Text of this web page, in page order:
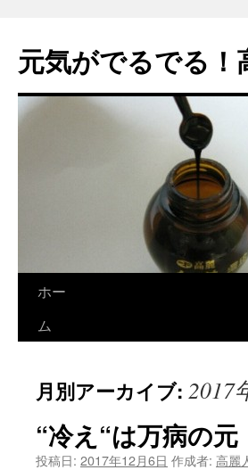
元気がでるでる
コ
ツ
へ
ホー
ム
月別アーカイブ: 2017
“冷え“は万病の
投稿日: 2017年12月6日 作成者: 高麗